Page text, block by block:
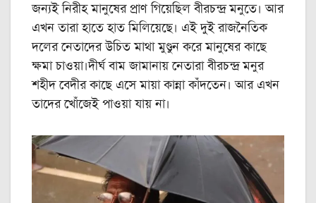
জন্যই নিরীহ মানুষের প্রাণ গিয়েছিল বীরচন্দ্র মনুতে। আর
এখন তারা হাতে হাত মিলিয়েছে। এই দুই রাজনৈতিক
দলের নেতাদের উচিত মাথা মুণ্ডুন করে মানুষের কাছে
ক্ষমা চাওয়া।দীর্ঘ বাম জামানায় নেতারা বীরচন্দ্র মনুর
শহীদ বেদীর কাছে এসে মায়া কান্না কাঁদতেন। আর এখন
তাদের খোঁজেই পাওয়া যায় না।